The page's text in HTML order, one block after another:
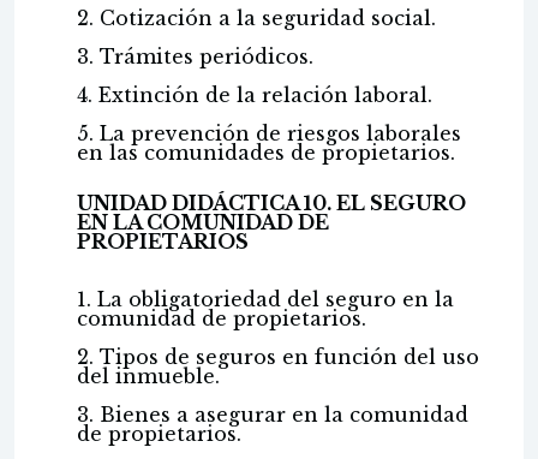
2. Cotización a la seguridad social.
3. Trámites periódicos.
4. Extinción de la relación laboral.
5. La prevención de riesgos laborales
en las comunidades de propietarios.
UNIDAD DIDÁCTICA 10. EL SEGURO
EN LA COMUNIDAD DE
PROPIETARIOS
1. La obligatoriedad del seguro en la
comunidad de propietarios.
2. Tipos de seguros en función del uso
del inmueble.
3. Bienes a asegurar en la comunidad
de propietarios.